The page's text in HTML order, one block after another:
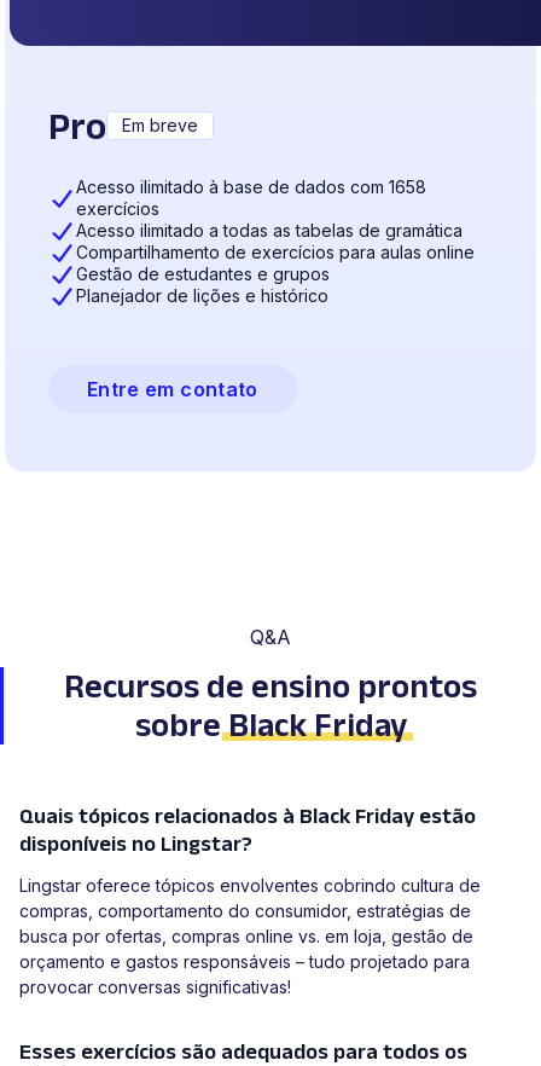
Pro Em breve
Acesso ilimitado à base de dados com 1658
exercícios
Acesso ilimitado a todas as tabelas de gramática
Compartilhamento de exercícios para aulas online
Gestão de estudantes e grupos
Planejador de lições e histórico
Entre em contato
Q&A
Recursos de ensino prontos
sobreBlack Friday
Quais tópicos relacionados à Black Friday estão
disponíveis no Lingstar?
Lingstar oferece tópicos envolventes cobrindo cultura de
compras, comportamento do consumidor, estratégias de
busca por ofertas, compras online vs. em loja, gestão de
orçamento e gastos responsáveis – tudo projetado para
provocar conversas significativas!
Esses exercícios são adequados para todos os